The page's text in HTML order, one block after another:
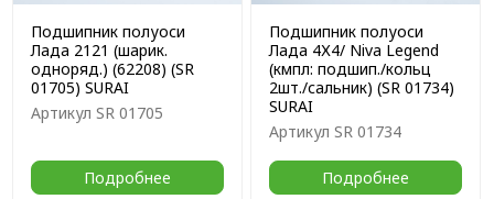
Подшипник полуоси
Лада 2121 (шарик.
одноряд.) (62208) (SR
01705) SURAI
Артикул SR 01705
Подробнее
Подшипник полуоси
Лада 4Х4/ Niva Legend
(кмпл: подшип./кольц
2шт./сальник) (SR 01734)
SURAI
Артикул SR 01734
Подробнее